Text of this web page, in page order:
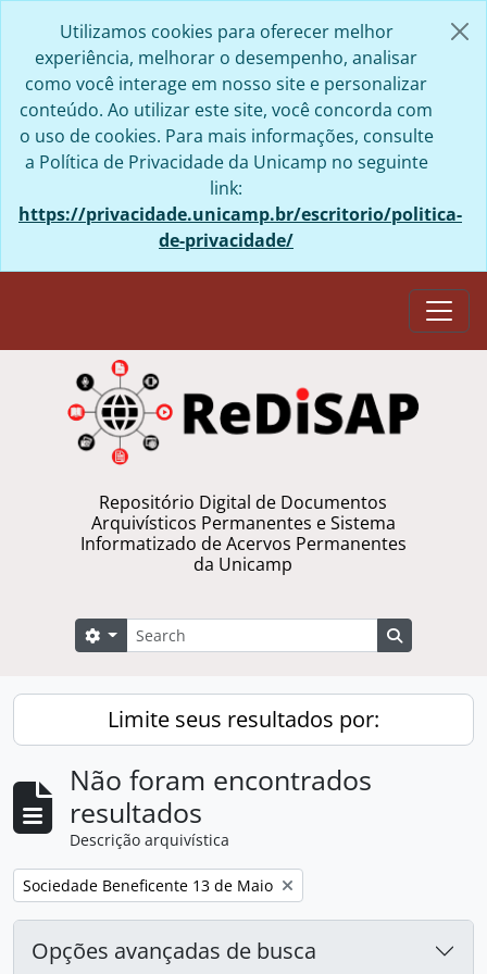
Utilizamos cookies para oferecer melhor
experiência, melhorar o desempenho, analisar
como você interage em nosso site e personalizar
conteúdo. Ao utilizar este site, você concorda com
o uso de cookies. Para mais informações, consulte
a Política de Privacidade da Unicamp no seguinte
link:
https://privacidade.unicamp.br/escritorio/politica-
de-privacidade/
Repositório Digital de Documentos
Arquivísticos Permanentes e Sistema
Informatizado de Acervos Permanentes
da Unicamp
Buscar
Opções de busca
Limite seus resultados por:
Não foram encontrados
resultados
Descrição arquivística
Remover filtro:
Sociedade Beneficente 13 de Maio
Opções avançadas de busca